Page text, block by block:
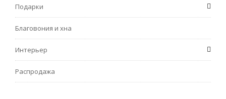
Подарки
Благовония и хна
Интерьер
Распродажа